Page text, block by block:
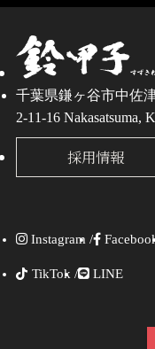
2-11-16 Nakasatsuma,
採用情報
Instagram /
TikTok / LINE